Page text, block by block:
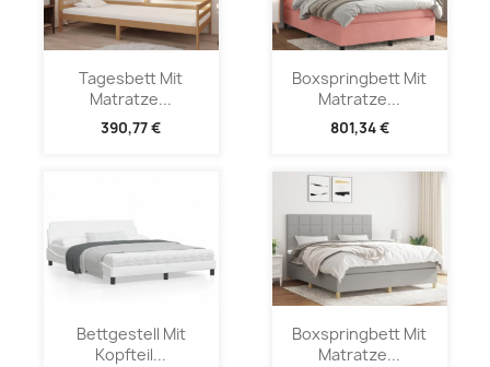
Tagesbett Mit
Matratze...
390,77 €
Boxspringbett Mit
Matratze...
801,34 €
Bettgestell Mit
Kopfteil...
Boxspringbett Mit
Matratze...